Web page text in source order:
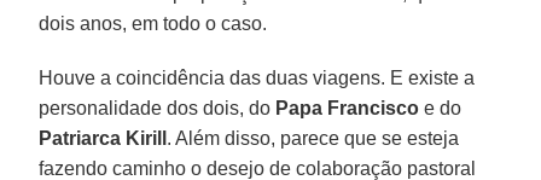
dois anos, em todo o caso.
Houve a coincidência das duas viagens. E existe a
personalidade dos dois, do Papa Francisco e do
Patriarca Kirill . Além disso, parece que se esteja
fazendo caminho o desejo de colaboração pastoral